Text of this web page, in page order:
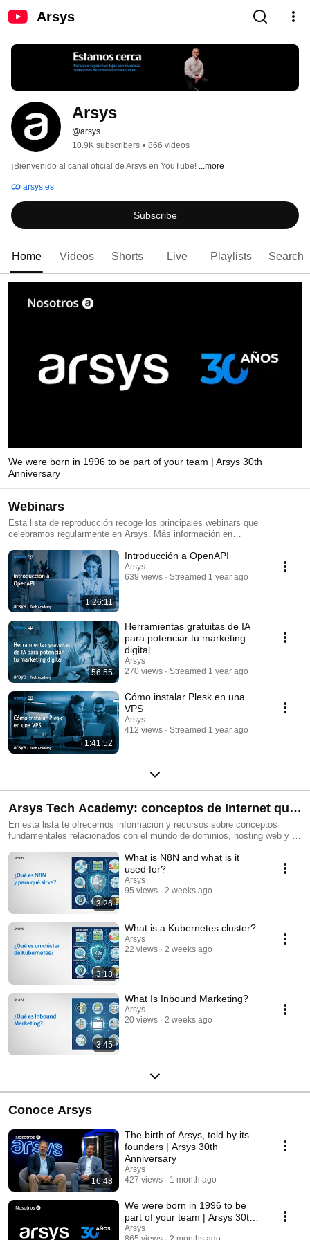
Arsys
Arsys
@arsys
10.9K subscribers • 866 videos
¡Bienvenido al canal oficial de Arsys en YouTube! ...more
arsys.es
Subscribe
Home Videos Shorts Live Playlists Search
We were born in 1996 to be part of your team | Arsys 30th
Anniversary
Webinars
Esta lista de reproducción recoge los principales webinars que
celebramos regularmente en Arsys. Más información en
1:26:11
Introducción a OpenAPI
Arsys
639 views
Streamed 1 year ago
56:55
Herramientas gratuitas de IA
para potenciar tu marketing
digital
Arsys
270 views
Streamed 1 year ago
1:41:52
Cómo instalar Plesk en una
VPS
Arsys
412 views
Streamed 1 year ago
Arsys Tech Academy: conceptos de Internet que
te interesan
En esta lista te ofrecemos información y recursos sobre conceptos
fundamentales relacionados con el mundo de dominios, hosting web y la
introducción clara y comprensible a estos conceptos esenciales para
aquellos que están incursionando en el mundo de la creación de sitios
web. Los videos están diseñados para brindar una base sólida de
conocimientos que les permita entender y tomar decisiones informadas
en sus proyectos web.3:26
What is N8N and what is it
used for?
Arsys
95 views
2 weeks ago
3:18
What is a Kubernetes cluster?
Arsys
22 views
2 weeks ago
3:45
What Is Inbound Marketing?
Arsys
20 views
2 weeks ago
Conoce Arsys
16:48
The birth of Arsys, told by its
founders | Arsys 30th
Anniversary
Arsys
427 views
1 month ago
We were born in 1996 to be
part of your team | Arsys 30th
Anniversary
Arsys